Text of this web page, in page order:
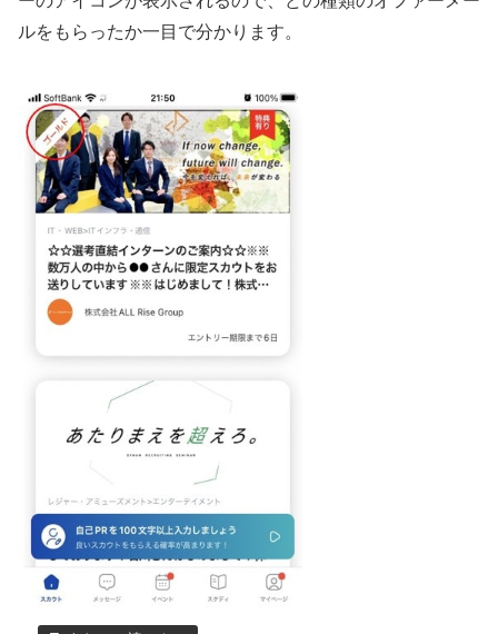
ルをもらったか一目で分かります。